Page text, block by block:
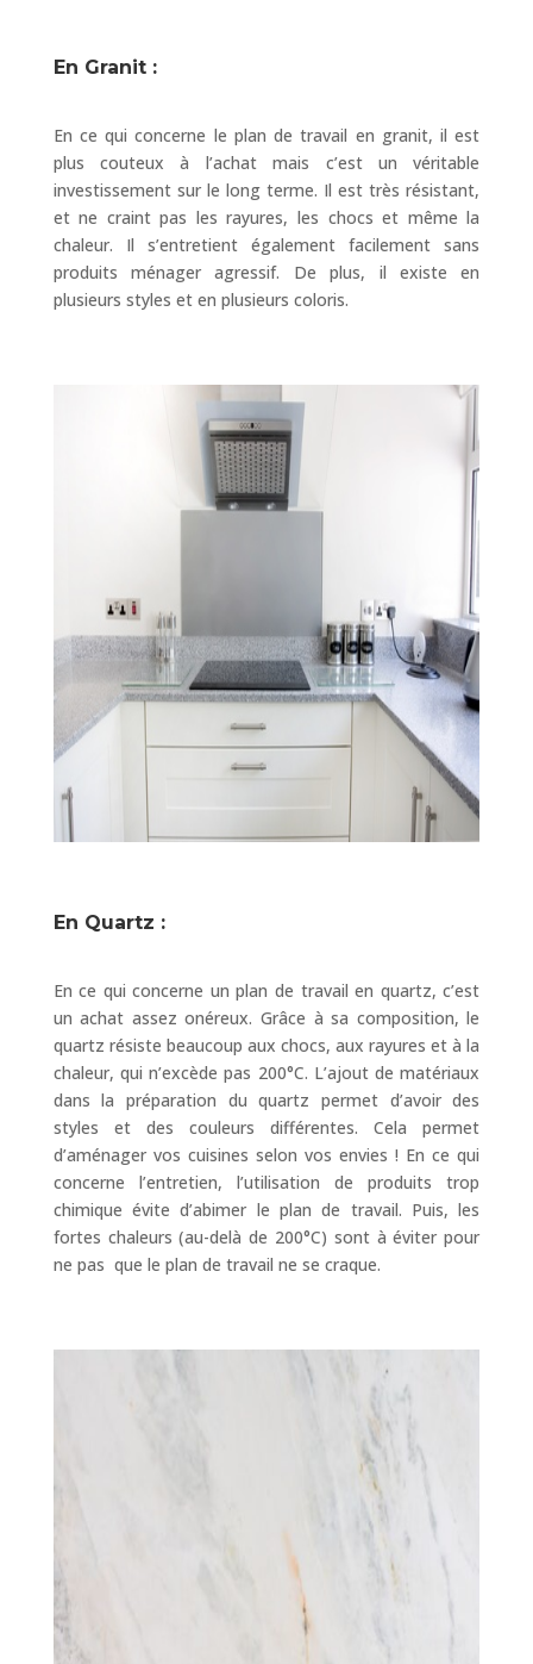
En Granit :
En ce qui concerne le plan de travail en granit, il est
plus couteux à l’achat mais c’est un véritable
investissement sur le long terme. Il est très résistant,
et ne craint pas les rayures, les chocs et même la
chaleur. Il s’entretient également facilement sans
produits ménager agressif. De plus, il existe en
plusieurs styles et en plusieurs coloris.
En Quartz :
En ce qui concerne un plan de travail en quartz, c’est
un achat assez onéreux. Grâce à sa composition, le
quartz résiste beaucoup aux chocs, aux rayures et à la
chaleur, qui n’excède pas 200°C. L’ajout de matériaux
dans la préparation du quartz permet d’avoir des
styles et des couleurs différentes. Cela permet
d’aménager vos cuisines selon vos envies ! En ce qui
concerne l’entretien, l’utilisation de produits trop
chimique évite d’abimer le plan de travail. Puis, les
fortes chaleurs (au-delà de 200°C) sont à éviter pour
ne pas que le plan de travail ne se craque.